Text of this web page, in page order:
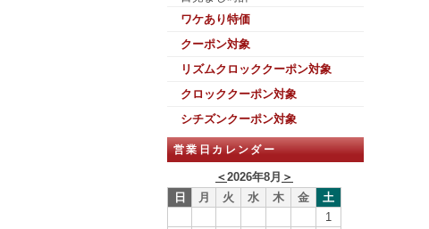
ワケあり特価
クーポン対象
リズムクロッククーポン対象
クロッククーポン対象
シチズンクーポン対象
営業日カレンダー
＜2026年8月 ＞
日
月 火 水 木 金
土
1